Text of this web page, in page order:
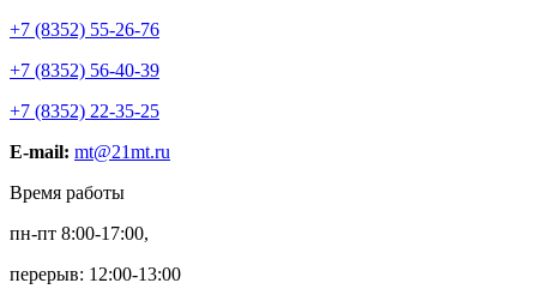
+7 (8352) 55-26-76
+7 (8352) 56-40-39
+7 (8352) 22-35-25
E-mail: mt@21mt.ru
Время работы
пн-пт 8:00-17:00,
перерыв: 12:00-13:00